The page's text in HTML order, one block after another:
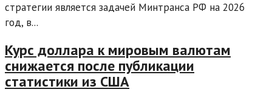
стратегии является задачей Минтранса РФ на 2026
год, в...
Курс доллара к мировым валютам
снижается после публикации
статистики из США